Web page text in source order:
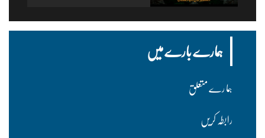
ہمارے بارے میں
ہما رے متعلق
رابطہ کریں